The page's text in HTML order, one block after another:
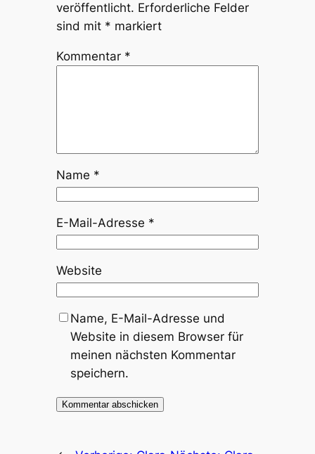
veröffentlicht. Erforderliche Felder
sind mit * markiert
Kommentar *
Name *
E-Mail-Adresse *
Website
Name, E-Mail-Adresse und
Website in diesem Browser für
meinen nächsten Kommentar
speichern.